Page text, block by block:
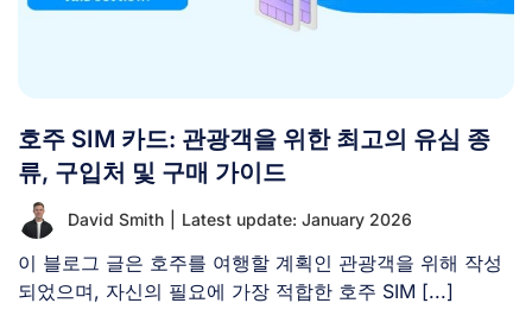
호주 SIM 카드: 관광객을 위한 최고의 유심 종
류, 구입처 및 구매 가이드
David Smith Latest update: January 2026
이 블로그 글은 호주를 여행할 계획인 관광객을 위해 작성
되었으며, 자신의 필요에 가장 적합한 호주 SIM [...]